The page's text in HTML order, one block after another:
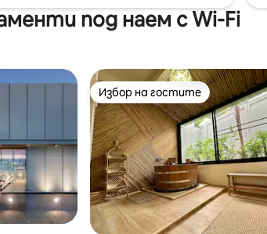
под наем с Wi-Fi
Избор на гостите
Избор на гостите